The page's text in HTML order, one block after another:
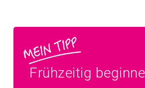
Frühzeitig